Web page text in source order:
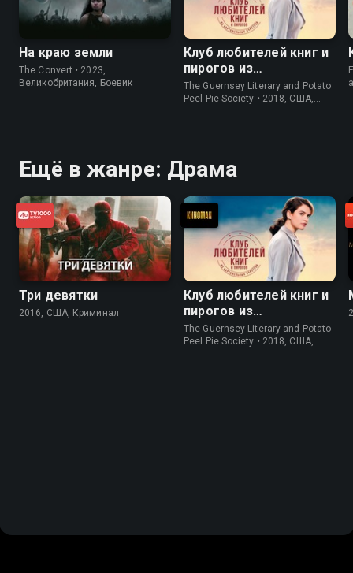
На краю земли
The Convert • 2023,
Великобритания, Боевик
Клуб любителей книг и
пирогов из
картофельных
очистков
The Guernsey Literary and Potato
Peel Pie Society • 2018, США,
Ещё в жанре: Драма
Три девятки
2016, США, Криминал
Клуб любителей книг и
пирогов из
картофельных
очистков
The Guernsey Literary and Potato
Peel Pie Society • 2018, США,